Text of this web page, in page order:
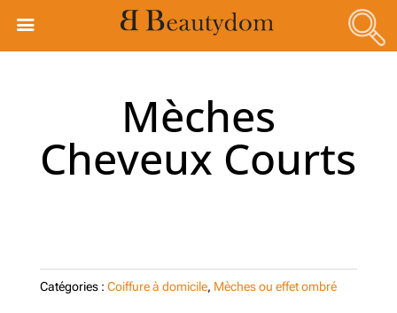
Mèches
Cheveux Courts
Catégories : Coiffure à domicile, Mèches ou effet ombré